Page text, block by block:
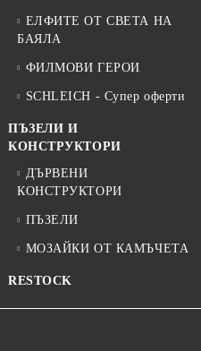
ЕЛФИТЕ ОТ СВЕТА НА
БАЯЛА
ФИЛМОВИ ГЕРОИ
SCHLEICH - Супер оферти
ПЪЗЕЛИ И
КОНСТРУКТОРИ
ДЪРВЕНИ
КОНСТРУКТОРИ
ПЪЗЕЛИ
МОЗАЙКИ ОТ КАМЪЧЕТА
RESTOCK